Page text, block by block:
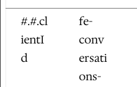
#.#.cl
ientI
d
fe-
conv
ersati
ons-